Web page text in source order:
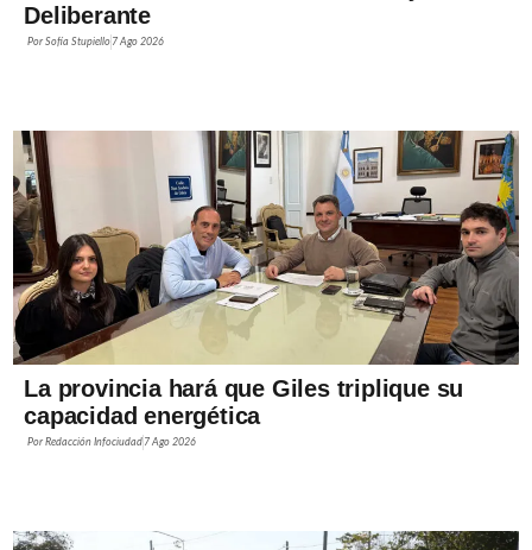
Deliberante
PorSofía Stupiello 7 Ago 2026
La provincia hará que Giles triplique su
capacidad energética
PorRedacción Infociudad 7 Ago 2026